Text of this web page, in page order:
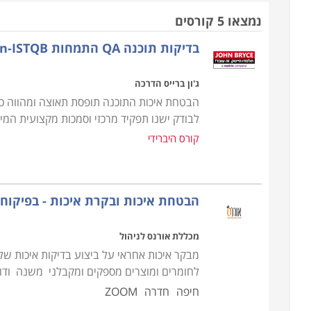
לאיכות בישראל או הנציבות הבינלאומית
אשר יעניקו תו תקן כמו למשל תקניISO 9000, אשר
מעניקים גם יתרון מסחרי.
בעבר היתה אבטחת האיכות משוייכת באופן בלעדי
מוצרים מדעיים וטכנולוגיים, תוכנה ומידע.
לצד אבטחת האיכות מתקיימת גם בקרת איכות, אשר
ללקוח כשהוא מושלם ונקי מפגמים. על כן היא
לימודי קורס אבטחת איכות מציעים מגוון של
איכותו של מוצר בחברה ועל תהליכי עבודה פנימיים
מגזרים כלכליים במשק, ועל כן הביקוש לאנשי מקצוע
בוחרים ארגונים רבים להכשיר עובדים מתוך
ונפרדת באתר מוקדשת ללימודי QA בענף ההייטק והתוכנה. אם אלו הלימודים שחיפשתם, תוכלו למצוא אותם
נמצאו 5 קורסים
בדיקות תוכנה QA התמחות Foundation-ISTQB
ג'ון ברייס הדרכה
הבטחת איכות התוכנה תופסת תאוצה ומהווה
לבודק ישנו תפקיד מרכזי וסמכות מקצועית
קורס היברידי
הבטחת איכות ובקרת איכות -
מכללת אורנס לניהול
מבקר איכות אחראי על ביצוע בדיקות איכות
לחומרים ומוצרים מספקים ומקבלני משנה
חיפה חדרה ZOOM